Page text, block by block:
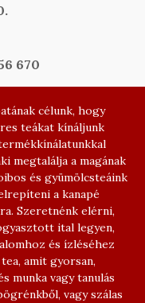
670
célunk, hogy
teákat kínáljunk
megtalálja a magának
és gyümölcsteáink
a kanapé
Szeretnénk elérni,
ital legyen,
és ízléséhez
amit gyorsan,
munka vagy tanulás
vagy szálas